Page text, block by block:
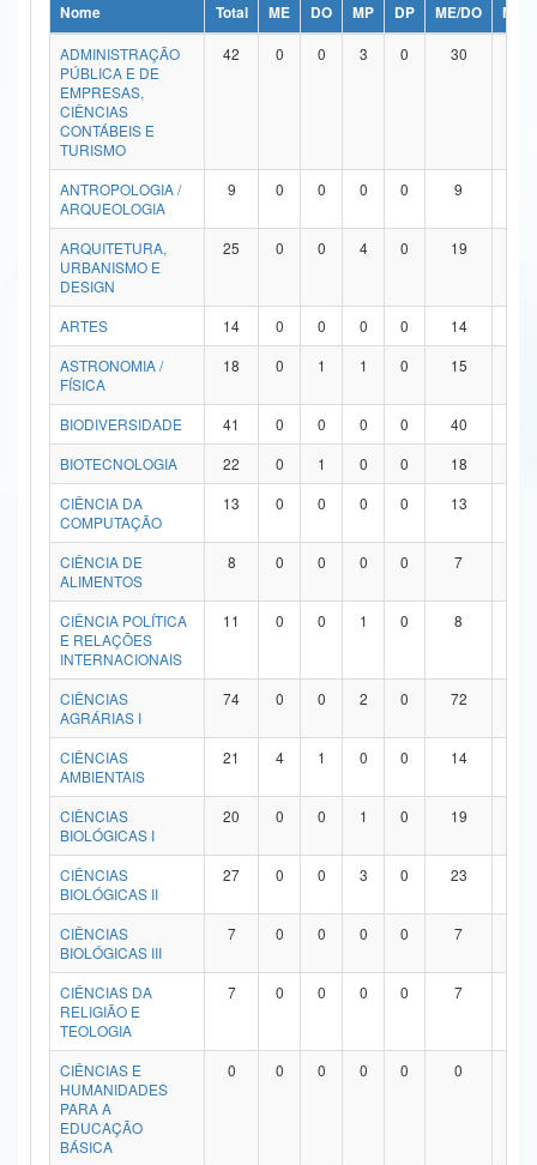
Ministério da Ciência, Tecnologia, Inovações e Comunicações
Ministério do Meio Ambiente
Ministério do Turismo
Ministério do Desenvolvimento Regional
Controladoria-Geral da União
Ministério da Mulher, da Família e dos Direitos Humanos
Secretaria de Governo
Advocacia-Geral da União
Banco Central do Brasil
Nome Total ME DO MP DP ME/DO
MP/
ADMINISTRAÇÃO
PÚBLICA E DE
EMPRESAS,
CIÊNCIAS
CONTÁBEIS E
TURISMO
42 0 0 3 0 30
ANTROPOLOGIA /
ARQUEOLOGIA
9 0 0 0 0 9
ARQUITETURA,
URBANISMO E
DESIGN
25 0 0 4 0 19
ARTES 14 0 0 0 0 14
ASTRONOMIA /
FÍSICA
18 0 1 1 0 15
BIODIVERSIDADE 41 0 0 0 0 40
BIOTECNOLOGIA
22 0 1 0 0 18
CIÊNCIA DA
COMPUTAÇÃO
13 0 0 0 0 13
CIÊNCIA DE
ALIMENTOS
8 0 0 0 0 7
CIÊNCIA POLÍTICA
E RELAÇÕES
INTERNACIONAIS
11 0 0 1 0 8
CIÊNCIAS
AGRÁRIAS I
74 0 0 2 0 72
CIÊNCIAS
AMBIENTAIS
21 4 1 0 0 14
CIÊNCIAS
BIOLÓGICAS I
20 0 0 1 0 19
CIÊNCIAS
BIOLÓGICAS II
27 0 0 3 0 23
CIÊNCIAS
BIOLÓGICAS III
7 0 0 0 0 7
CIÊNCIAS DA
RELIGIÃO E
TEOLOGIA
7 0 0 0 0 7
CIÊNCIAS E
HUMANIDADES
PARA A
EDUCAÇÃO
BÁSICA
0 0 0 0 0 0